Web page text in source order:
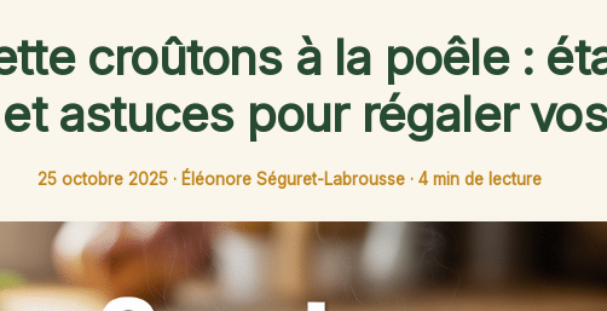
croûtons à la poêle :
astuces pour régaler
25 octobre 2025 · Éléonore Séguret-Labrousse · 4 min de lecture